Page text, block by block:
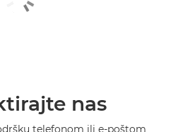
nas
telefonom ili e-poštom